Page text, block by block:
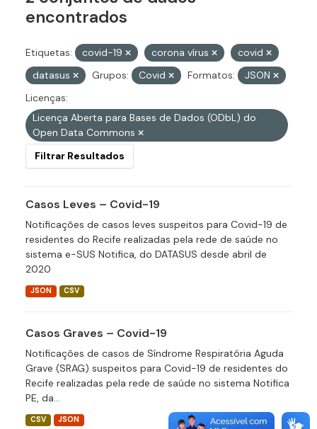
encontrados
Etiquetas: covid-19 corona vírus
covid
datasus
Grupos: Covid Formatos:
JSON
Licenças:
Licença Aberta para Bases de Dados (ODbL) do
Open Data Commons
Filtrar Resultados
Casos Leves – Covid-19
Notificações de casos leves suspeitos para Covid-19 de
residentes do Recife realizadas pela rede de saúde no
sistema e-SUS Notifica, do DATASUS desde abril de
2020
JSON CSV
Casos Graves – Covid-19
Notificações de casos de Síndrome Respiratória Aguda
Grave (SRAG) suspeitos para Covid-19 de residentes do
Recife realizadas pela rede de saúde no sistema Notifica
PE, da...
CSV JSON